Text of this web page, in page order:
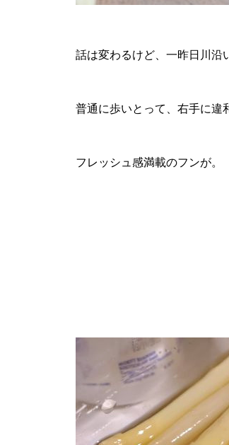
話は変わるけど、一昨日川沿
普通に歩いとって、右手に違
フレッシュ感満載のフンが。